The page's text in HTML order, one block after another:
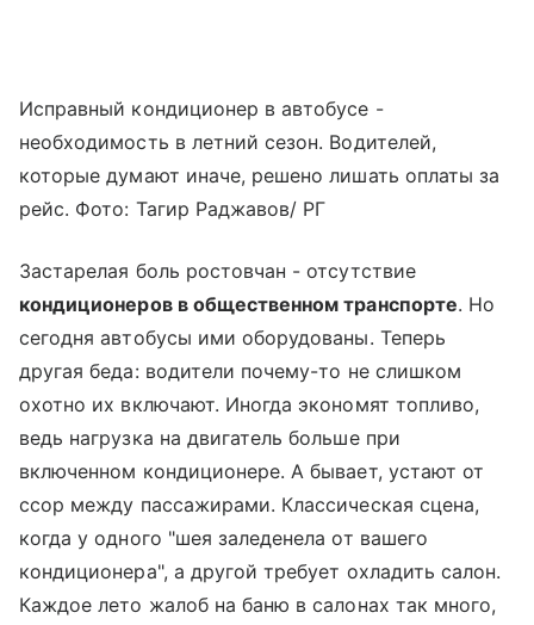
Исправный кондиционер в автобусе -
необходимость в летний сезон. Водителей,
которые думают иначе, решено лишать оплаты за
рейс. Фото: Тагир Раджавов/ РГ
Застарелая боль ростовчан - отсутствие
кондиционеров в общественном транспорте. Но
сегодня автобусы ими оборудованы. Теперь
другая беда: водители почему-то не слишком
охотно их включают. Иногда экономят топливо,
ведь нагрузка на двигатель больше при
включенном кондиционере. А бывает, устают от
ссор между пассажирами. Классическая сцена,
когда у одного "шея заледенела от вашего
кондиционера", а другой требует охладить салон.
Каждое лето жалоб на баню в салонах так много,